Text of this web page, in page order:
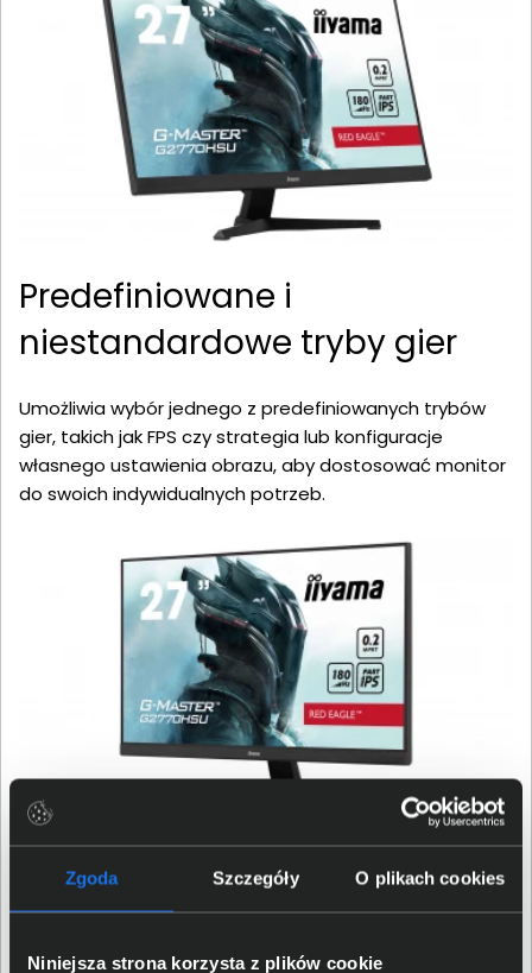
Zgoda Szczegóły O plikach cookies
Niniejsza strona korzysta z plików cookie
Predefiniowane i
niestandardowe tryby gier
Umożliwia wybór jednego z predefiniowanych trybów
gier, takich jak FPS czy strategia lub konfiguracje
własnego ustawienia obrazu, aby dostosować monitor
do swoich indywidualnych potrzeb.
Funkcja Black Tuner
dostosowanie poziomu czerni, co pozwala na lepsze